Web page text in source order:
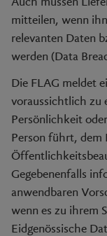
mitteilen, wenn
relevanten Daten
werden (Data
Die FLAG meldet
voraussichtlich zu
Persönlichkeit
Person führt, dem
Gegebenenfalls
anwendbaren
wenn es zu ihrem
Eidgenössische